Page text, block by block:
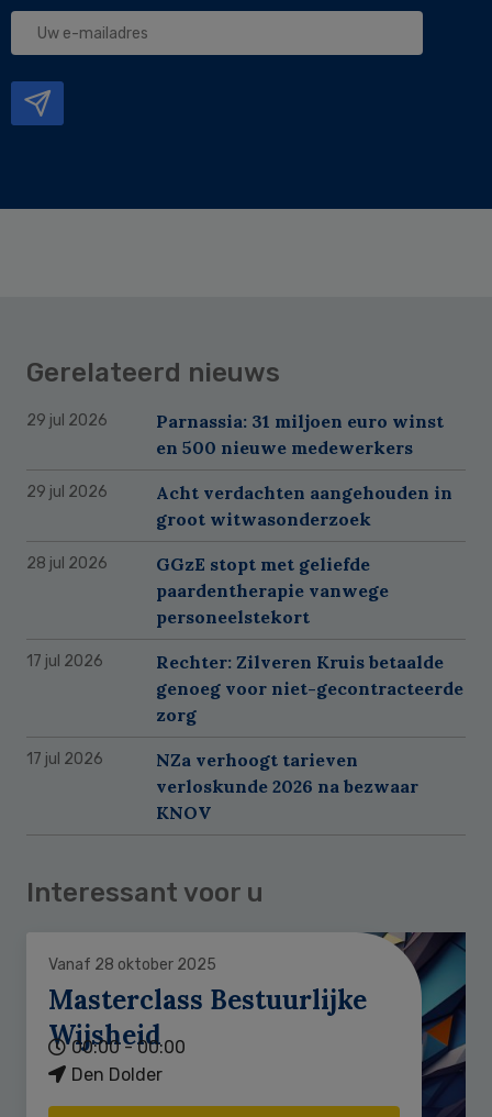
Uw
Gerelateerd nieuws
29 jul 2026
Parnassia: 31 miljoen euro winst
en 500 nieuwe medewerkers
29 jul 2026
Acht verdachten aangehouden in
groot witwasonderzoek
28 jul 2026
GGzE stopt met geliefde
paardentherapie vanwege
personeelstekort
17 jul 2026
Rechter: Zilveren Kruis betaalde
genoeg voor niet-gecontracteerde
zorg
17 jul 2026
NZa verhoogt tarieven
verloskunde 2026 na bezwaar
KNOV
Interessant voor u
Vanaf 28 oktober 2025
Masterclass Bestuurlijke
Wijsheid
00:00 - 00:00
Den Dolder